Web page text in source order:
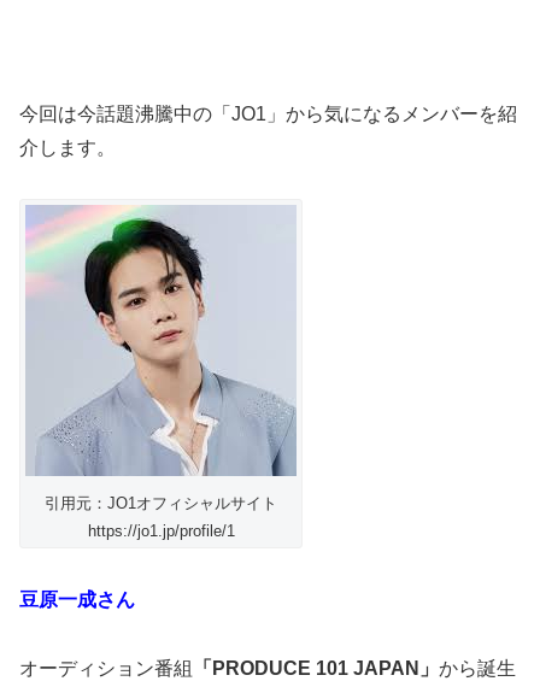
今回は今話題沸騰中の「JO1」から気になるメンバーを紹
介します。
引用元：JO1オフィシャルサイト
https://jo1.jp/profile/1
豆原一成さん
オーディション番組 「PRODUCE 101 JAPAN」 から誕生